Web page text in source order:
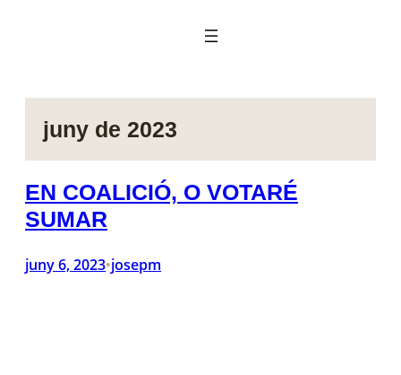
juny de 2023
EN COALICIÓ, O VOTARÉ
SUMAR
juny 6, 2023•josepm